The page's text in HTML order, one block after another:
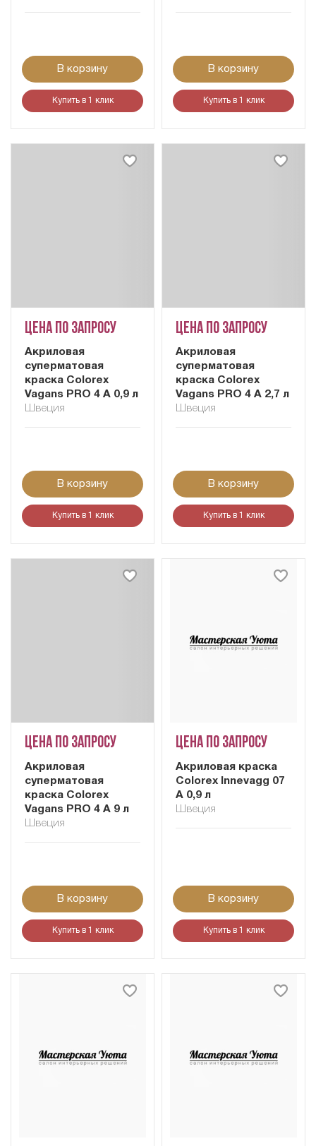
В корзину
Купить в 1 клик
В корзину
Купить в 1 клик
Цена по запросу
Акриловая
суперматовая
краска Colorex
Vagans PRO 4 A 0,9 л
Швеция
В корзину
Купить в 1 клик
Цена по запросу
Акриловая
суперматовая
краска Colorex
Vagans PRO 4 A 2,7 л
Швеция
В корзину
Купить в 1 клик
Цена по запросу
Акриловая
суперматовая
краска Colorex
Vagans PRO 4 A 9 л
Швеция
В корзину
Купить в 1 клик
Цена по запросу
Акриловая краска
Colorex Innevagg 07
A 0,9 л
Швеция
В корзину
Купить в 1 клик